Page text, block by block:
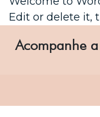
Edit or delete it,
Acompanhe